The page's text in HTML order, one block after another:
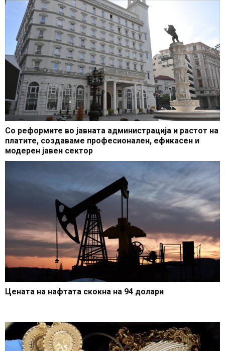
Со реформите во јавната администрација и растот на
платите, создаваме професионален, ефикасен и
модерен јавен сектор
Цената на нафтата скокна на 94 долари